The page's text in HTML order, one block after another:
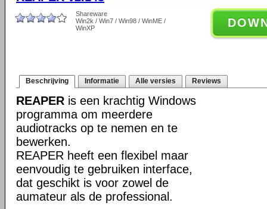
Shareware
Win2k / Win7 / Win98 / WinME /
WinXP
Beschrijving Informatie Alle versies Reviews
REAPER is een krachtig Windows
programma om meerdere
audiotracks op te nemen en te
bewerken.
REAPER heeft een flexibel maar
eenvoudig te gebruiken interface,
dat geschikt is voor zowel de
aumateur als de professional.